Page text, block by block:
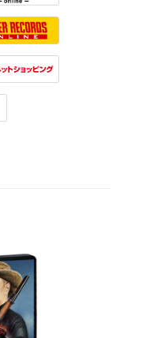
Records
7net